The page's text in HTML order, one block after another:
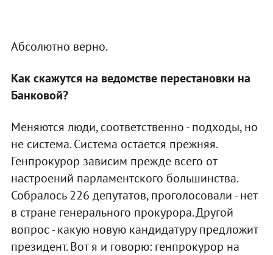
Абсолютно верно.
Как скажутся на ведомстве перестановки на
Банковой?
Меняются люди, соответственно - подходы, но
не система. Система остается прежняя.
Генпрокурор зависим прежде всего от
настроений парламентского большинства.
Собралось 226 депутатов, проголосовали - нет
в стране генерального прокурора. Другой
вопрос - какую новую кандидатуру предложит
президент. Вот я и говорю: генпрокурор на